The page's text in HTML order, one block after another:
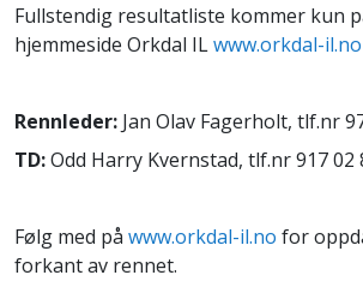
Fullstendig resultatliste kommer kun
hjemmeside Orkdal ILwww.orkdal-il.no
Rennleder: Jan Olav Fagerholt, tlf.nr
TD:Odd Harry Kvernstad, tlf.nr 917 02
Følg med på www.orkdal-il.no for
forkant av rennet.